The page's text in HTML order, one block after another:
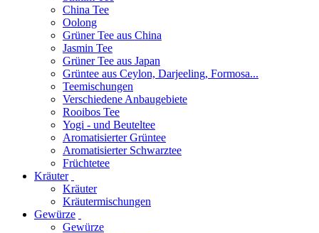
China Tee
Oolong
Grüner Tee aus China
Jasmin Tee
Grüner Tee aus Japan
Grüntee aus Ceylon, Darjeeling, Formosa...
Teemischungen
Verschiedene Anbaugebiete
Rooibos Tee
Yogi - und Beuteltee
Aromatisierter Grüntee
Aromatisierter Schwarztee
Früchtetee
Kräuter
Kräuter
Kräutermischungen
Gewürze
Gewürze